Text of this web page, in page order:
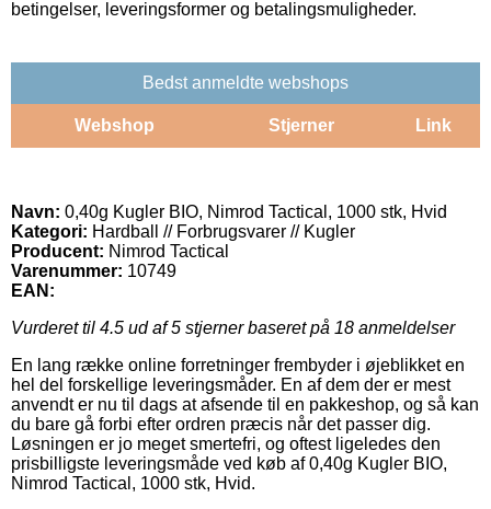
betingelser, leveringsformer og betalingsmuligheder.
Bedst anmeldte webshops
Webshop Stjerner Link
Navn: 0,40g Kugler BIO, Nimrod Tactical, 1000 stk, Hvid
Kategori: Hardball // Forbrugsvarer // Kugler
Producent: Nimrod Tactical
Varenummer: 10749
EAN:
Vurderet til 4.5 ud af 5 stjerner baseret på 18 anmeldelser
En lang række online forretninger frembyder i øjeblikket en
hel del forskellige leveringsmåder. En af dem der er mest
anvendt er nu til dags at afsende til en pakkeshop, og så kan
du bare gå forbi efter ordren præcis når det passer dig.
Løsningen er jo meget smertefri, og oftest ligeledes den
prisbilligste leveringsmåde ved køb af 0,40g Kugler BIO,
Nimrod Tactical, 1000 stk, Hvid.